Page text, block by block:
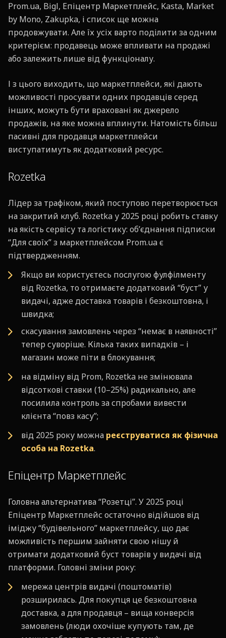
Prom.ua, Bigl, Епіцентр Маркетплейс, Kasta, Market
by Mono, Zakupka, і список ще можна
продовжувати. Але їх усіх варто поділити за одним
критерієм: продавець може впливати на продажі
або залежить лише від функціоналу.
І з цього виходить, що маркетплейси, які дають
можливості просувати одних продавців серед
інших, можуть бути враховані як джерело
продажів, на яке можна вплинути. Натомість більш
пасивні для продавця маркетплейси
виступатимуть як додатковий ресурс.
Rozetka
Лідер за трафіком, який поступово перетворюється
на закритий клуб. Rozetka у 2025 році робить ставку
на якість сервісу та логістику: об’єднання підписки
“Для своїх” з маркетплейсом Prom.ua є
підтвердженням.
Якщо ви користуєтесь послугою фулфілменту
від Rozetka, то отримаєте додатковий “буст” у
видачі, адже доставка товарів і безкоштовна, і
швидка;
скасування замовлень через “немає в наявності”
тепер суворіше. Кілька таких випадків – і
магазин може піти в блокування;
на відміну від Prom, Rozetka не змінювала
відсоткові ставки (10–25%) радикально, але
посилила контроль за спробами вивести
клієнта “повз касу”;
від 2025 року можна реєструватися як фізична
особа на Rozetka.
Епіцентр Маркетплейс
Головна альтернатива “Розетці”. У 2025 році
Епіцентр Маркетплейс остаточно відійшов від
іміджу “будівельного” маркетплейсу, що дає
можливість першим зайняти свою нішу й
отримати додатковий буст товарів у видачі від
платформи. Головні зміни року:
мережа центрів видачі (поштоматів)
розширилась. Для покупця це безкоштовна
доставка, а для продавця – вища конверсія
замовлень (люди охочіше купують там, де